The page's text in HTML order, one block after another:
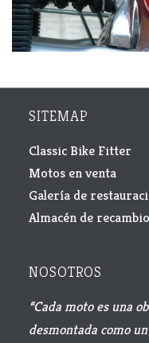
SITEMAP
Classic Bike Fitter
Motos en venta
Galería de
Almacén de
NOSOTROS
“Cada moto es una
desmontada como